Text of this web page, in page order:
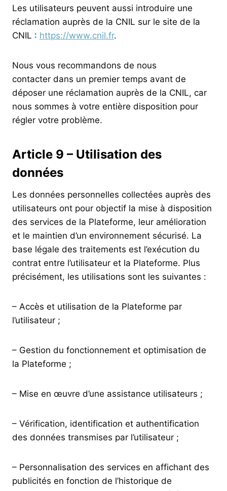
Les utilisateurs peuvent aussi introduire une
réclamation auprès de la CNIL sur le site de la
CNIL : https://www.cnil.fr.
Nous vous recommandons de nous
contacter dans un premier temps avant de
déposer une réclamation auprès de la CNIL, car
nous sommes à votre entière disposition pour
régler votre problème.
Article 9 – Utilisation des
données
Les données personnelles collectées auprès des
utilisateurs ont pour objectif la mise à disposition
des services de la Plateforme, leur amélioration
et le maintien d’un environnement sécurisé. La
base légale des traitements est l’exécution du
contrat entre l’utilisateur et la Plateforme. Plus
précisément, les utilisations sont les suivantes :
– Accès et utilisation de la Plateforme par
l’utilisateur ;
– Gestion du fonctionnement et optimisation de
la Plateforme ;
– Mise en œuvre d’une assistance utilisateurs ;
– Vérification, identification et authentification
des données transmises par l’utilisateur ;
– Personnalisation des services en affichant des
publicités en fonction de l’historique de